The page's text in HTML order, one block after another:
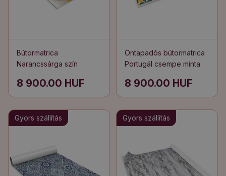
Bútormatrica
Narancssárga szín
8 900.00 HUF
Öntapadós bútormatrica
Portugál csempe minta
8 900.00 HUF
Gyors szállítás Gyors szállítás